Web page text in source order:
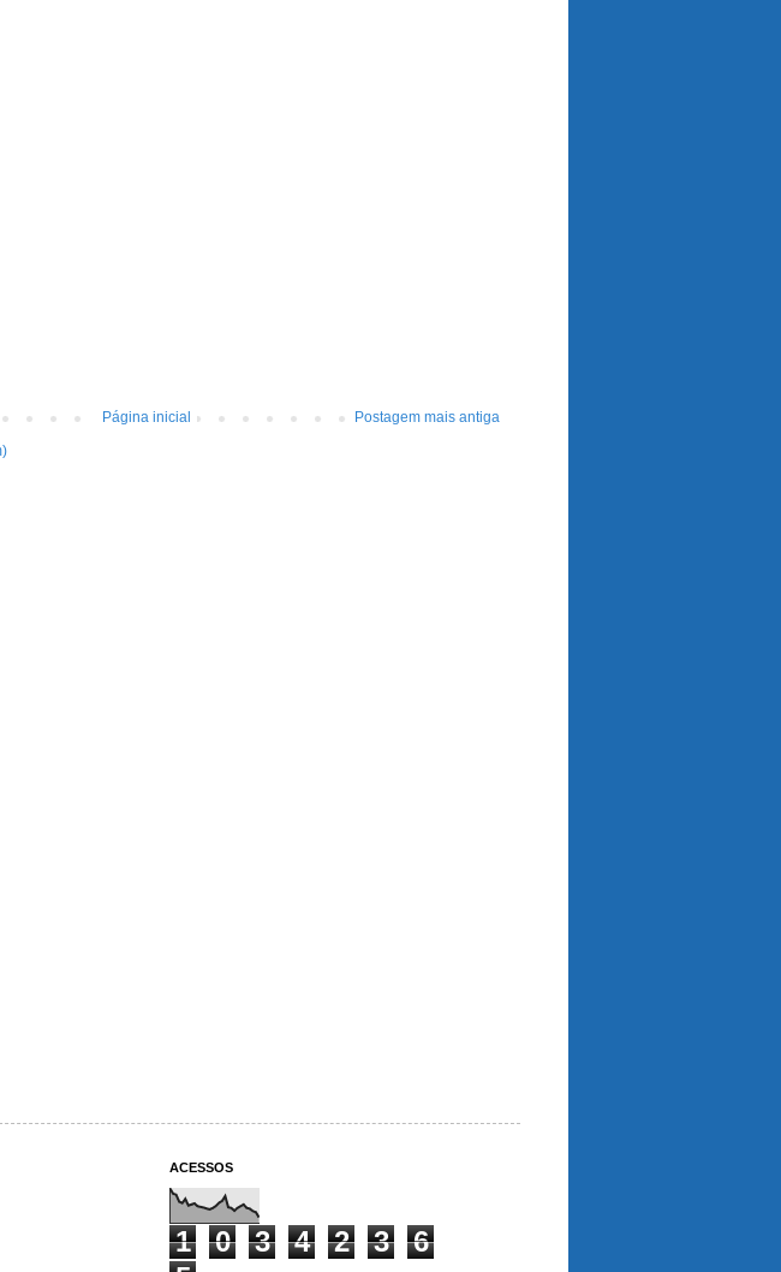
Postagem mais antiga
Página inicial
ACESSOS
1 0 3 4 2 3
6